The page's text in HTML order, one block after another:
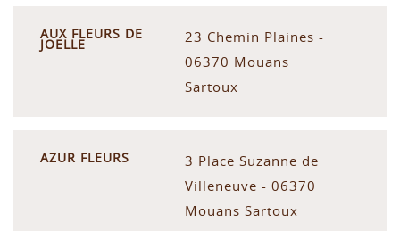
AUX FLEURS DE
JOELLE
23 Chemin Plaines -
06370 Mouans
Sartoux
AZUR FLEURS
3 Place Suzanne de
Villeneuve - 06370
Mouans Sartoux